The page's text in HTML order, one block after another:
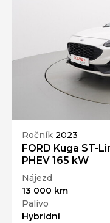
Ročník 2023
FORD Kuga ST-
PHEV 165 kW
Nájezd
13 000 km
Palivo
Hybridní